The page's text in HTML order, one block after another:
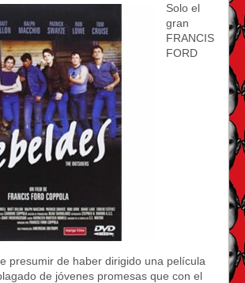
Solo el
gran
FRANCIS
FORD
presumir de haber dirigido una película
de jóvenes promesas que con el